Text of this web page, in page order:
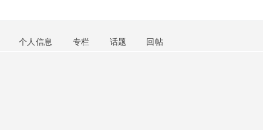
个人信息 专栏 话题 回帖